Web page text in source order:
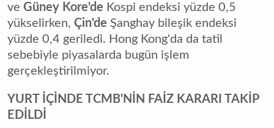
ve Güney Kore'de Kospi endeksi yüzde 0,5
yükselirken, Çin'de Şanghay bileşik endeksi
yüzde 0,4 geriledi. Hong Kong'da da tatil
sebebiyle piyasalarda bugün işlem
gerçekleştirilmiyor.
YURT İÇİNDE TCMB'NİN FAİZ KARARI TAKİP
EDİLDİ